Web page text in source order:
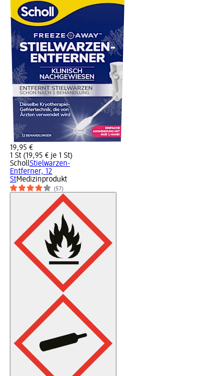
19,95 €
1 St (19,95 € je 1 St)
SchollStielwarzen-
Entferner, 12
StMedizinprodukt
(57)